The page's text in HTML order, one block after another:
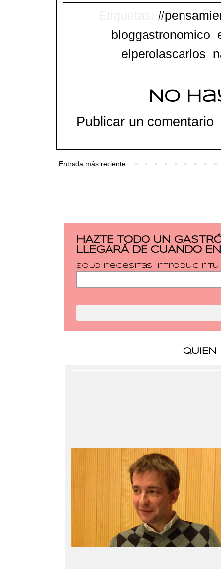
Etiquetas:
bloggastronomico
elperolascarlos
No
Publicar un comentario
Entrada más reciente
HAZTE TODO UN
LLEGARÁ DE CUANDO
Solo necesitas introducir
QUIEN